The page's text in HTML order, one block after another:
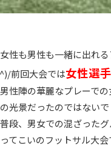
も男性も一緒に出れる
前回大会では女性選手
男性陣の華麗なプレーで
の光景だったのではない
普段、男女での混ざった
ってこいのフットサル大